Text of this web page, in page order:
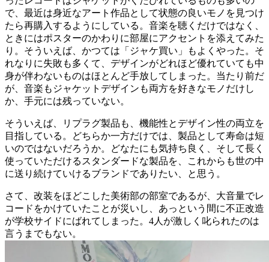
で、最近は身近なアート作品として状態の良いモノを見つけ
たら再購入するようにしている。音楽を聴くだけではなく、
ときにはポスターのかわりに部屋にアクセントを添えてみた
り。そういえば、かつては「ジャケ買い」もよくやった。そ
れなりに失敗も多くて、デザインがどれほど優れていても中
身が伴わないものはほとんど手放してしまった。当たり前だ
が、音楽もジャケットデザインも両方を好きなモノだけし
か、手元には残っていない。
そういえば、リプラグ製品も、機能性とデザイン性の両立を
目指している。どちらか一方だけでは、製品として寿命は短
いのではないだろうか。どなたにも気持ち良く、そして長く
使っていただけるスタンダードな製品を、これからも世の中
に送り続けていけるブランドでありたい、と思う。
さて、改装をほどこした美術部の部室であるが、大音量でレ
コードをかけていたことが災いし、あっという間に不正改造
が学校サイドにばれてしまった。4人が激しく叱られたのは
言うまでもない。